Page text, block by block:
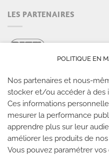
LES PARTENAIRES
LES SALLES CLIMB UP
Climb Up vous accueille
POLITIQUE EN
Nos partenaires et nous-
stocker et/ou accéder à des
Ces informations
mesurer la performance
apprendre plus sur leur
améliorer les produits de nos
Vous pouvez paramétrer